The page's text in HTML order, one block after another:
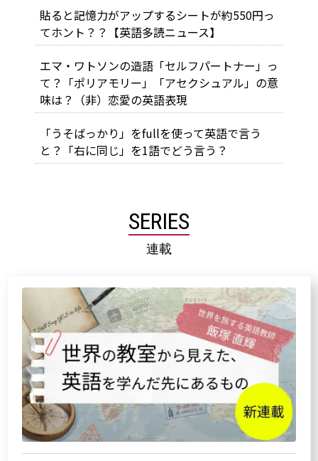
貼ると記憶力がアップするシートが約550円っ
てホント？？【英語多読ニュース】
エマ・ワトソンの造語「セルフパートナー」っ
て？「ポリアモリー」「アセクシュアル」の意
味は？（非）恋愛の英語表現
「うそばっかり」をfullを使って英語で言う
と？「右に同じ」を1語でどう言う？
SERIES
連載